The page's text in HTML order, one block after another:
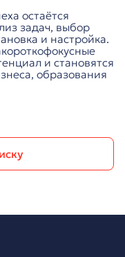
остаётся
задач, выбор
и настройка.
и становятся
образования